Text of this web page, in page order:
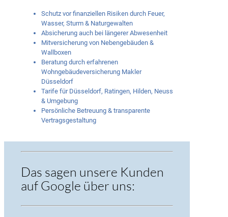
Schutz vor finanziellen Risiken durch Feuer,
Wasser, Sturm & Naturgewalten
Absicherung auch bei längerer Abwesenheit
Mitversicherung von Nebengebäuden &
Wallboxen
Beratung durch erfahrenen
Wohngebäudeversicherung Makler
Düsseldorf
Tarife für Düsseldorf, Ratingen, Hilden, Neuss
& Umgebung
Persönliche Betreuung & transparente
Vertragsgestaltung
Das sagen unsere Kunden
auf Google über uns: